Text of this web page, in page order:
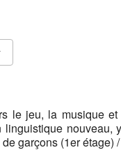
le jeu, la musique
garçons (1er étage)